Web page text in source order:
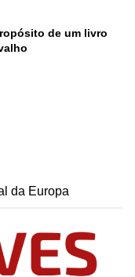
de um livro
da Europa